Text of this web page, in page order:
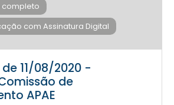
completo
com Assinatura Digital
de 11/08/2020 -
de
APAE